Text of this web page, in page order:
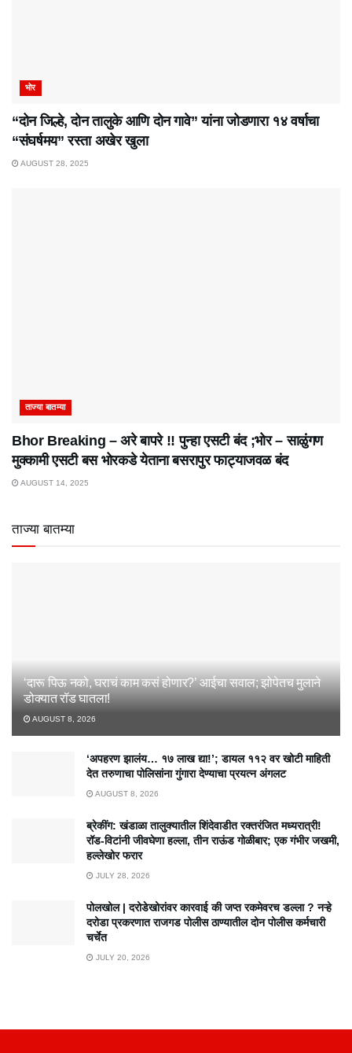
भोर
“दोन जिल्हे, दोन तालुके आणि दोन गावे” यांना जोडणारा १४ वर्षाचा
“संघर्षमय” रस्ता अखेर खुला
AUGUST 28, 2025
ताज्या बातम्या
Bhor Breaking – अरे बापरे‌ !! पुन्हा एसटी बंद ;भोर – साळुंगण
मुक्कामी एसटी बस भोरकडे येताना बसरापुर फाट्याजवळ बंद
AUGUST 14, 2025
ताज्या बातम्या
‘दारू पिऊ नको, घराचं काम कसं होणार?’ आईचा सवाल; झोपेतच मुलाने
डोक्यात रॉड घातला!
AUGUST 8, 2026
‘अपहरण झालंय… १७ लाख द्या!’; डायल ११२ वर खोटी माहिती
देत तरुणाचा पोलिसांना गुंगारा देण्याचा प्रयत्न अंगलट
AUGUST 8, 2026
ब्रेकींग: खंडाळा तालुक्यातील शिंदेवाडीत रक्तरंजित मध्यरात्री!
रॉड-विटांनी जीवघेणा हल्ला, तीन राऊंड गोळीबार; एक गंभीर जखमी,
हल्लेखोर फरार
JULY 28, 2026
पोलखोल | दरोडेखोरांवर कारवाई की जप्त रकमेवरच डल्ला ? नऱ्हे
दरोडा प्रकरणात राजगड पोलीस ठाण्यातील दोन पोलीस कर्मचारी
चर्चेत
JULY 20, 2026